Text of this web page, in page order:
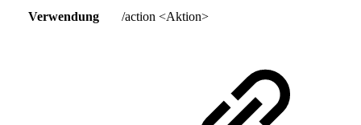
Verwendung /action <Aktion>